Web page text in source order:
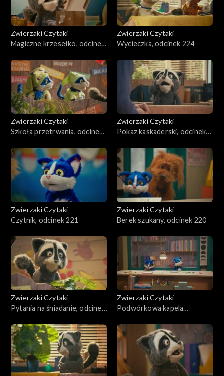
Zwierzaki Czytaki
Magiczne krzesełko, odcinek
Zwierzaki Czytaki
Wycieczka, odcinek 224
Zwierzaki Czytaki
Szkoła przetrwania, odcinek
Zwierzaki Czytaki
Pokaz kaskaderski, odcinek
Zwierzaki Czytaki
Czytnik, odcinek 221
Zwierzaki Czytaki
Berek szukany, odcinek 220
Zwierzaki Czytaki
Pytania na śniadanie, odcinek
Zwierzaki Czytaki
Podwórkowa kapela